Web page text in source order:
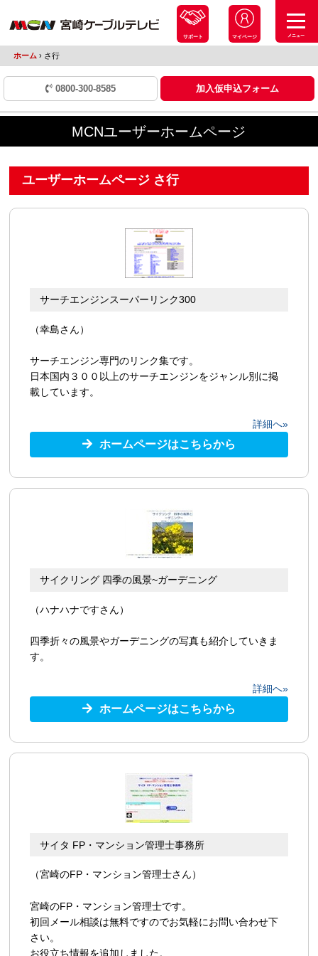
サポート マイページ メニュー
ホーム ›さ行
0800-300-8585 加入仮申込フォーム
MCNユーザーホームページ
ユーザーホームページ さ行
サーチエンジンスーパーリンク300
（幸島さん）
サーチエンジン専門のリンク集です。
日本国内３００以上のサーチエンジンをジャンル別に掲
載しています。
詳細へ»
ホームページはこちらから
サイクリング 四季の風景~ガーデニング
（ハナハナですさん）
四季折々の風景やガーデニングの写真も紹介していきま
す。
詳細へ»
ホームページはこちらから
サイタ FP・マンション管理士事務所
（宮崎のFP・マンション管理士さん）
宮崎のFP・マンション管理士です。
初回メール相談は無料ですのでお気軽にお問い合わせ下
さい。
お役立ち情報を追加しました。